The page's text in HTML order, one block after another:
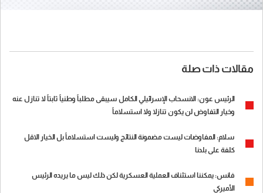
مقالات ذات صلة
الرئيس عون: الانسحاب الإسرائيلي الكامل سيبقى مطلباً وطنياً ثابتاً لا تنازل عنه
وخيار التفاوض لن يكون تنازلا ولا استسلاماً
سلام: المفاوضات ليست مضمونة النتائج وليست استسلاماً بل الخيار الاقل
كلفة على بلدنا
فانس: يمكننا استئناف العملية العسكرية لكن ذلك ليس ما يريده الرئيس
الأميركي